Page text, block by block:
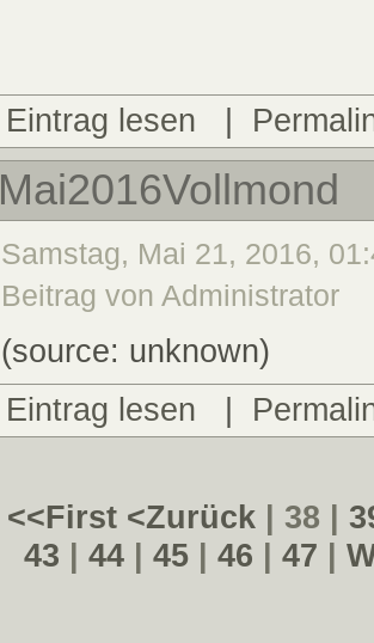
Eintrag lesen |
Mai2016Vollmond
Samstag, Mai 21, 2016,
Beitrag von Administrator
(source: unknown)
Eintrag lesen
|
<<First <Zurück | 38 |
43 | 44 | 45 | 46 | 47 |